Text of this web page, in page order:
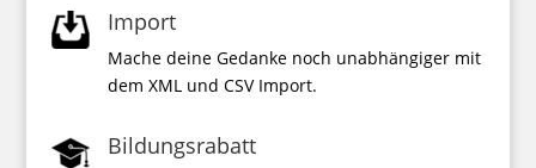
Import
Mache deine Gedanke noch unabhängiger mit
dem XML und CSV Import.
Bildungsrabatt